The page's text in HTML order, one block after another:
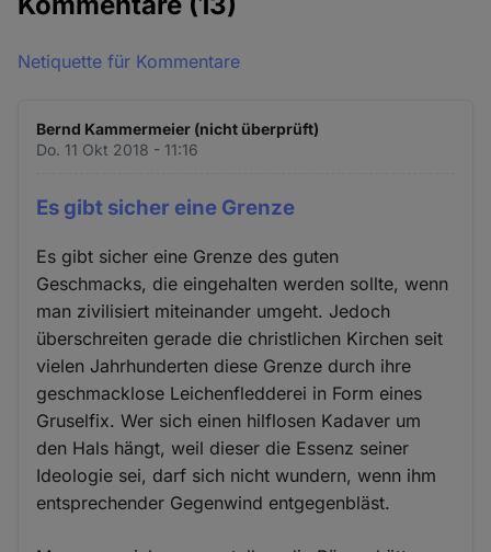
Netiquette für Kommentare
Bernd Kammermeier (nicht überprüft)
Do. 11 Okt 2018 - 11:16
Es gibt sicher eine Grenze
Es gibt sicher eine Grenze des guten
Geschmacks, die eingehalten werden sollte, wenn
man zivilisiert miteinander umgeht. Jedoch
überschreiten gerade die christlichen Kirchen seit
vielen Jahrhunderten diese Grenze durch ihre
geschmacklose Leichenfledderei in Form eines
Gruselfix. Wer sich einen hilflosen Kadaver um
den Hals hängt, weil dieser die Essenz seiner
Ideologie sei, darf sich nicht wundern, wenn ihm
entsprechender Gegenwind entgegenbläst.